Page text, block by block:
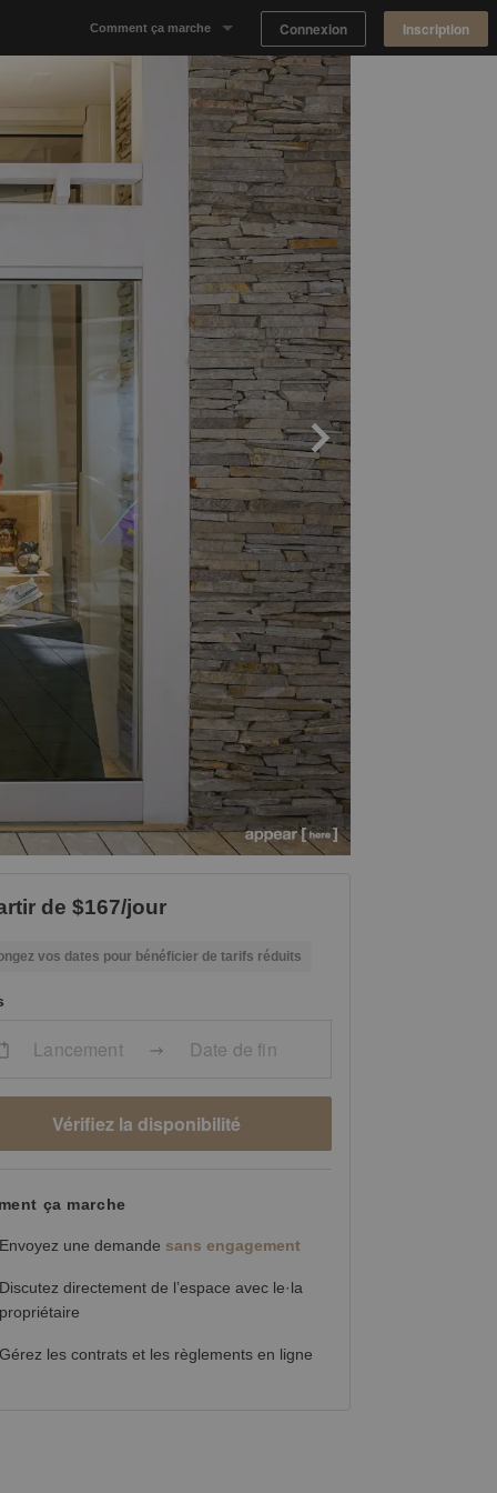
Comment ça marche
Notre concept
Proposer un espace
Trouver un espace
Tableau de Bord Propriétaire
Connexion Inscription
de $167/jour
vos dates pour bénéficier de tarifs réduits
Lancement Date de fin
Vérifiez la disponibilité
ça marche
Envoyez une demande sans engagement
Discutez directement de l’espace avec le·la
propriétaire
Gérez les contrats et les règlements en ligne